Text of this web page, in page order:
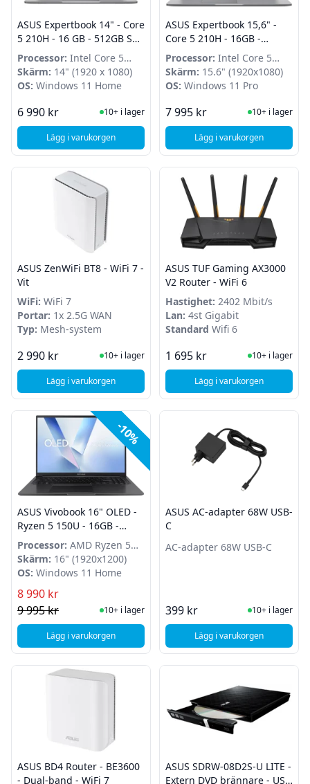
ASUS Expertbook 14" - Core
5 210H - 16 GB - 512GB SSD
- Win 11 Home
Processor: Intel Core 5
210H
Skärm: 14" (1920 x 1080)
OS: Windows 11 Home
6 990 kr I Lager
10+ i lager
Lägg i varukorgen, ASUS Expertbook 14" - Core 5 210H - 16 GB - 512GB SSD
ASUS Expertbook 15,6" -
Core 5 210H - 16GB -
256GB SSD - Windows 11
Pro
Processor: Intel Core 5
210H
Skärm: 15.6" (1920x1080)
OS: Windows 11 Pro
7 995 kr I Lager
10+ i lager
Lägg i varukorgen, ASUS Expertbook
ASUS ZenWiFi BT8 - WiFi 7 -
Vit
WiFi: WiFi 7
Portar: 1x 2.5G WAN
Typ: Mesh-system
2 990 kr I Lager
10+ i lager
Lägg i varukorgen, ASUS ZenWiFi BT8 - WiFi 7 - Vit
ASUS TUF Gaming AX3000
V2 Router - WiFi 6
Hastighet: 2402 Mbit/s
Lan: 4st Gigabit
Standard Wifi 6
1 695 kr I Lager
10+ i lager
Lägg i varukorgen, ASUS TUF Gaming
-10%
ASUS Vivobook 16" OLED -
Ryzen 5 150U - 16GB -
512GB SSD - Windows 11
Home
Processor: AMD Ryzen 5
150U
Skärm: 16" (1920x1200)
OS: Windows 11 Home
8 990 kr
9 995 kr
I Lager
10+ i lager
Lägg i varukorgen, ASUS Vivobook 16" OLED - Ryzen 5 150U - 16GB - 512GB
ASUS AC-adapter 68W USB-
C
AC-adapter 68W USB-C
399 kr I Lager
10+ i lager
Lägg i varukorgen, ASUS AC-adapter
ASUS BD4 Router - BE3600
- Dual-band - WiFi 7
ASUS SDRW-08D2S-U LITE -
Extern DVD brännare - USB